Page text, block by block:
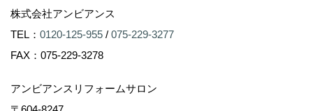
株式会社アンビアンス
TEL： 0120-125-955 / 075-229-3277
FAX：075-229-3278
アンビアンスリフォームサロン